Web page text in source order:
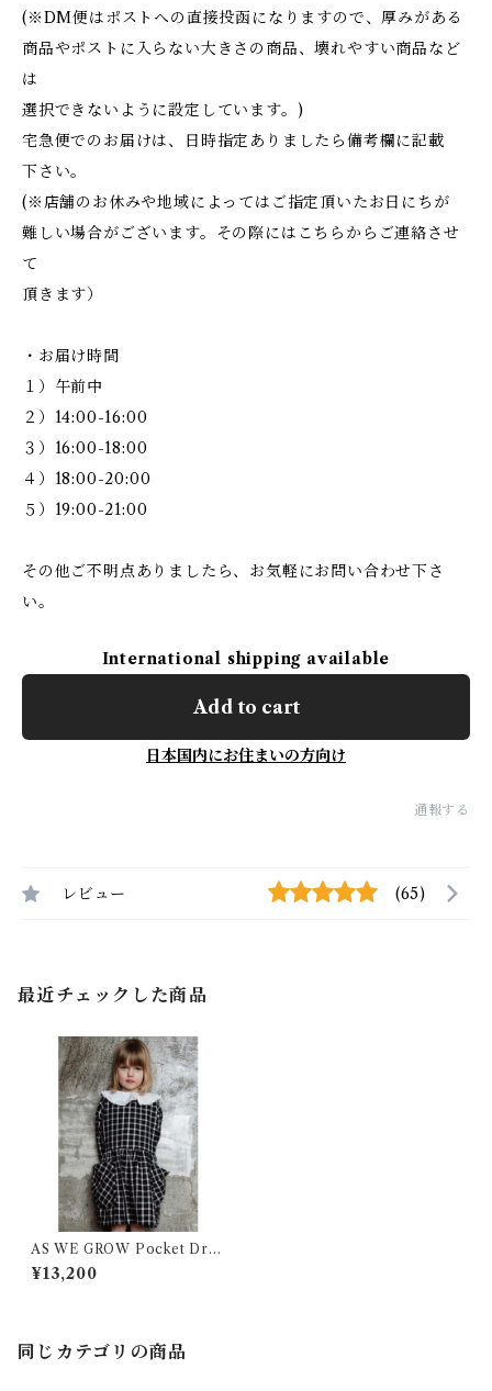
(※DM便はポストへの直接投函になりますので、厚みがある
商品やポストに入らない大きさの商品、壊れやすい商品など
は
選択できないように設定しています。)
宅急便でのお届けは、日時指定ありましたら備考欄に記載
下さい。
(※店舗のお休みや地域によってはご指定頂いたお日にちが
難しい場合がございます。その際にはこちらからご連絡させ
て
頂きます）
・お届け時間
１）午前中
２）14:00-16:00
３）16:00-18:00
４）18:00-20:00
５）19:00-21:00
その他ご不明点ありましたら、お気軽にお問い合わせ下さ
い。
International shipping available
Add to cart
日本国内にお住まいの方向け
通報する
レビュー (65)
最近チェックした商品
AS WE GROW Pocket Dres
s / Navy
¥13,200
同じカテゴリの商品